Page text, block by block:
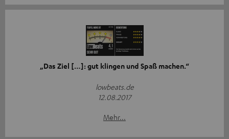
„Das Ziel […]: gut klingen und Spaß machen.“
lowbeats.de
12.08.2017
Mehr...